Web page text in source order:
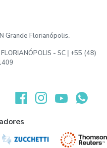
Grande Florianópolis.
- SC | +55 (48)
por: